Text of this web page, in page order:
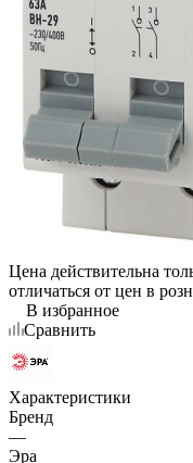
Цена действительна
отличаться от цен в
В избранное
Сравнить
Характеристики
Бренд
—
Эра